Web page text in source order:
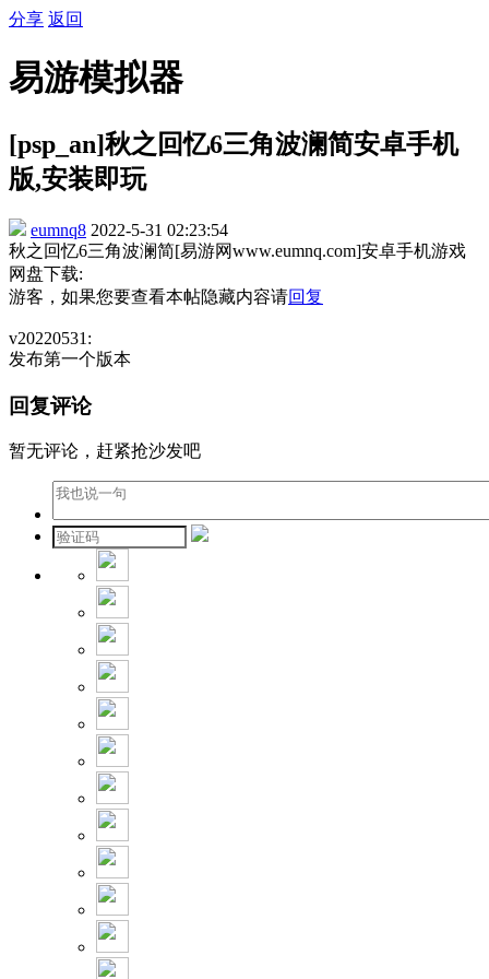
分享 返回
易游模拟器
[psp_an]秋之回忆6三角波澜简安卓手机
版,安装即玩
eumnq8 2022-5-31 02:23:54
秋之回忆6三角波澜简[易游网www.eumnq.com]安卓手机游戏
网盘下载:
游客，如果您要查看本帖隐藏内容请回复
v20220531:
发布第一个版本
回复评论
暂无评论，赶紧抢沙发吧